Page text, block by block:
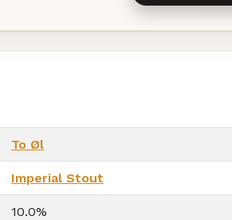
To Øl
Imperial Stout
10.0%